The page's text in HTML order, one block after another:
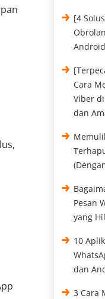
[4
Cara
Viber
dan
Pesan
yang
10
dan
3 Cara